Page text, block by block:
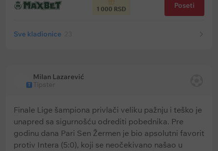
1 000 RSD Poseti
Sve kladionice
T
Milan Lazarević
Tipster
Finale Lige šampiona privlači veliku pažnju i teško je
unapred sa sigurnošću odrediti pobednika. Pre
godinu dana Pari Sen Žermen je bio apsolutni favorit
protiv Intera (5:0), koji se neočekivano našao u